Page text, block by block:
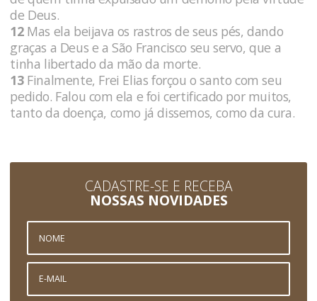
de Deus.
12Mas ela beijava os rastros de seus pés, dando
graças a Deus e a São Francisco seu servo, que a
tinha libertado da mão da morte.
13Finalmente, Frei Elias forçou o santo com seu
pedido. Falou com ela e foi certificado por muitos,
tanto da doença, como já dissemos, como da cura.
CADASTRE-SE E RECEBA
NOSSAS NOVIDADES